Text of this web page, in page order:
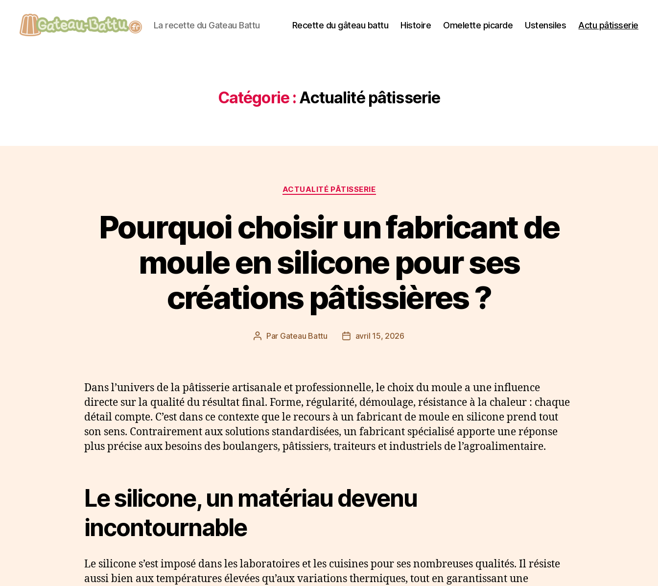
La recette du Gateau Battu Recette du gâteau battu Histoire Omelette picarde Ustensiles Actu pâtisserie
Catégorie : Actualité pâtisserie
Catégories
ACTUALITÉ PÂTISSERIE
Pourquoi choisir un fabricant de
moule en silicone pour ses
créations pâtissières ?
Auteur
Par Gateau Battu
Dateavril 15, 2026
Dans l’univers de la pâtisserie artisanale et professionnelle, le choix du moule a une influence
directe sur la qualité du résultat final. Forme, régularité, démoulage, résistance à la chaleur : chaque
détail compte. C’est dans ce contexte que le recours à un fabricant de moule en silicone prend tout
son sens. Contrairement aux solutions standardisées, un fabricant spécialisé apporte une réponse
plus précise aux besoins des boulangers, pâtissiers, traiteurs et industriels de l’agroalimentaire.
Le silicone, un matériau devenu
incontournable
Le silicone s’est imposé dans les laboratoires et les cuisines pour ses nombreuses qualités. Il résiste
aussi bien aux températures élevées qu’aux variations thermiques, tout en garantissant une